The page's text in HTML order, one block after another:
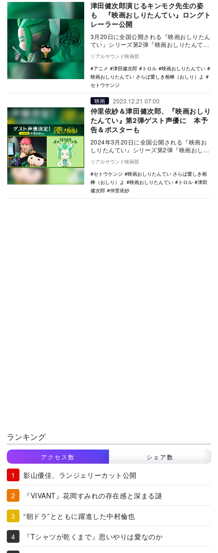
津田健次郎演じるキンモク先生の姿
も 『映画おしりたんてい』ロングト
レーラー公開
3月20日に全国公開される『映画おしりたん
てい』シリーズ第2弾『映画おしりたんてい
さらば愛しき相棒（おしり）よ』のロング
トレー…
リアルサウンド映画部
アニメ
津田健次郎 トロル
映画おしりたんてい
映画おしりたんてい さらば愛しき相棒（おしり）よ
セトウケンジ
映画 2023.12.21 07:00
仲里依紗＆津田健次郎、『映画おしり
たんてい』第2弾ゲスト声優に 本予
告＆ポスターも
2024年3月20日に全国公開される『映画お
しりたんてい』シリーズ第2弾『映画おしり
たんてい さらば愛しき相棒（おしり）よ』
のゲ…
リアルサウンド映画部
セトウケンジ
映画おしりたんてい さらば愛しき相
棒（おしり）よ
映画おしりたんてい トロル
津田
健次郎
仲里依紗
ランキング
アクセス数 シェア数
影山優佳、ランジェリーカット公開
『VIVANT』花岡すみれの存在感と深まる謎
“朝ドラ”とともに躍進した中村倫也
『Tシャツが乾くまで』思いやりは愛なのか